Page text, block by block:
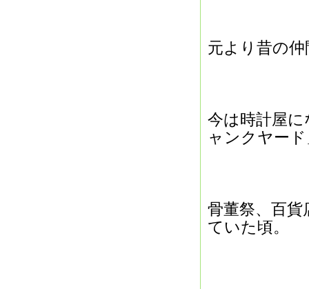
元より昔の
今は時計屋
ャンクヤー
骨董祭、百
ていた頃。